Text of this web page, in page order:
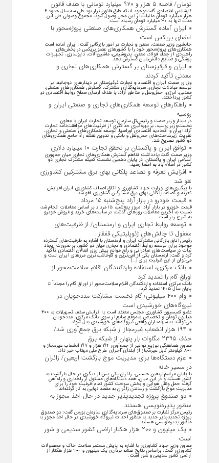
تومان/ فاصله ۵ هزار و ۹۷۰ میلیارد تومانی با هدف قانون
کارشناس اقتصادی گفت:وجود اینکه طبق قانون قرار بود طی سه سال حدود ۶
هزار میلیارد تومان مالیات از این محل وصول شود، مجموع وصولی طی این
مدت تنها به ۳۰ میلیارد تومان رسیده است.
ایران آماده گسترش همکاری‌های صنعتی پروژه‌محور با
اعضای بریکس است
جانشین وزیر صنعت، معدن و تجارت در امور بازرگانی گفت: ایران آماده است
همکاری‌های پروژه‌محور خود را با کشور‌های عضو بریکس در بخش‌های
راهبردی از جمله فولاد، معدن، پتروشیمی، ماشین‌آلات، داروسازی، تجهیزات
پزشکی و صنایع دانش‌بنیان گسترش دهد.
ایران و قرقیزستان بر گسترش همکاری‌های تجاری و
معدنی تأکید کردند
وزرای صمت ایران و اقتصاد و تجارت قرقیزستان در دیدار‌های دوجانبه، بر
توسعه مبادلات تجاری، سرمایه‌گذاری مشترک، گسترش همکاری‌های صنعتی،
معدنی، انرژی، حمل‌ونقل و مناطق آزاد، با هدف ارتقای سطح روابط اقتصادی دو
کشور پرداختند.
راهکارهای توسعه همکاری‌های تجاری و صنعتی ایران و
روسیه
در دیدار وزیر صمت و رئیس‌کل سازمان توسعه تجارت ایران با معاون
نخست‌وزیر روسیه، بر بهره‌گیری حداکثری از ظرفیت‌های موافقت‌نامه تجارت
آزاد ایران و اتحادیه اقتصادی اوراسیا، توسعه همکاری‌های صنعتی و تجاری،
تقویت زیرساخت‌های حمل‌ونقل و بانکی و تدوین نقشه راه جامع همکاری‌های
دو کشور تصریح شد.
توافق ایران و پاکستان بر تحقق تجارت ۱۰ میلیارد دلاری
وزیر صمت گفت:یادداشت تفاهم گسترش همکاری‌های تجاری میان جمهوری
اسلامی ایران و پاکستان، در پایان دهمین نشست کمیته مشترک تجاری دو
کشور در اسلام‌آباد به امضا رسید.
افزایش تعرفه و تصاعد پلکانی بهای برق مشترکین کشاورزی
لغو شد
با پیگیری‌های وزارت جهاد کشاورزی و اتاق اصناف کشاورزی ایران افزایش
تعرفه و تصاعد پلکانی بهای برق مشترکین کشاورزی لغو شد.
قیمت خودرو در بازار آزاد پنج‌شنبه ۱۵ مرداد
قیمت خودرو در بازار آزاد امروز پنج‌شنبه ۱۵ مرداد بر اساس معاملات انجام شده
نسبت به آخرین معاملات روز‌های گذشته در سایت‌های خرید و فروش خودرو
به شرح زیر است.
توسعه روابط تجاری ایران و ارمنستان/ از ظرفیت‌های
مغفول تا چالش‌های ژئوپلیتیکی قفقاز
رئیس اتاق بازرگانی مشترک ایران و ارمنستان با اشاره به ظرفیت‌های گسترده
موجود برای توسعه روابط اقتصادی و تجاری میان دو کشور، بر ضرورت ایجاد
ثبات در سیاست‌های صادراتی و رفع موانع پیش روی فعالان اقتصادی تأکید
کرد و گفت: ارمنستان یکی از امن‌ترین و کم‌حاشیه‌ترین مرز‌های ایران است و
می‌توان از این ظرفیت برای […]
بانک مرکزی، استفاده واردکنندگان اقلام سلامت‌محور از
اوراق گام را تمدید کرد
بانک مرکزی استفاده واردکنندگان اقلام سلامت‌محور از اوراق گام را مجدداً تا
پایان سال ۱۴۰۵ تمدید کرد.
وام ۴۰۰ میلیونی؛ گام نخست مشارکت مددجویان در
نیروگاه‌های خورشیدی است
عضو کمیسیون کشاورزی مجلس معتقد است با افزایش سقف تسهیلات به ۴۰۰
میلیون تومان و تخصیص به‌موقع منابع از سوی بانک مرکزی، مددجویان
می‌توانند به سهامداران واقعی نیروگاه‌های خورشیدی بدل شوند.
۱۹۴ هزار انشعاب غیرمجاز از شبکه برق جمع‌آوری شد/
حذف ۲۳۹۵ مگاوات بار پنهان از شبکه برق
معاون هماهنگی توزیع توانیر از جمع‌آوری ۱۹۴ هزار و ۱۹۷ انشعاب غیرمجاز و
۸۰۰ کیلومتر کابل غیرمجاز از ابتدای اجرای طرح ملی مهتاب خبر داد.
عزم دستگاه‌ها برای مدیریت موج بازگشت اربعین/ زائران
در مسیر خانه
با پایان مراسم اربعین حسینی، زائران یکی پس از دیگری در حال بازگشت به
کشور هستند و در این میان، همه دستگاه‌های مسئول از راهداری و راه‌آهن
گرفته حمل ونقل هوایی و بخش سوخت کشور تمام ظرفیت خود را برای
مدیریت موج بازگشت و رساندن زائران به مقصد نهایی به کار گرفته‌اند.
دو صندوق پروژه تجدیدپذیر جدید در حال اخذ مجوز به
منظور پذیره‌نویسی هستند
رئیس مرکز نظارت بر صندوق‌های سرمایه‌گذاری سازمان بورس گفت: دو صندوق
پروژه تجدیدپذیر جدید به منظور احداث نیروگاه خورشیدی در حال اخذ مجوز به
منظور پذیره‌نویسی هستند.
یک میلیون و ۲۰۰ هزار هکتار اراضی کشور سدیمی و شور
است
معاون وزیر جهاد کشاورزی با اشاره به پایش مستمر سلامت خاک و محصولات
کشاورزی گفت: براساس نتایج نقشه برداری یک میلیون و ۲۰۰ هزار هکتار از
اراضی کشور سدیمی و شور است.